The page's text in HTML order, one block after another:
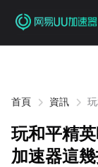
首頁 資訊
玩和平精
加速器這